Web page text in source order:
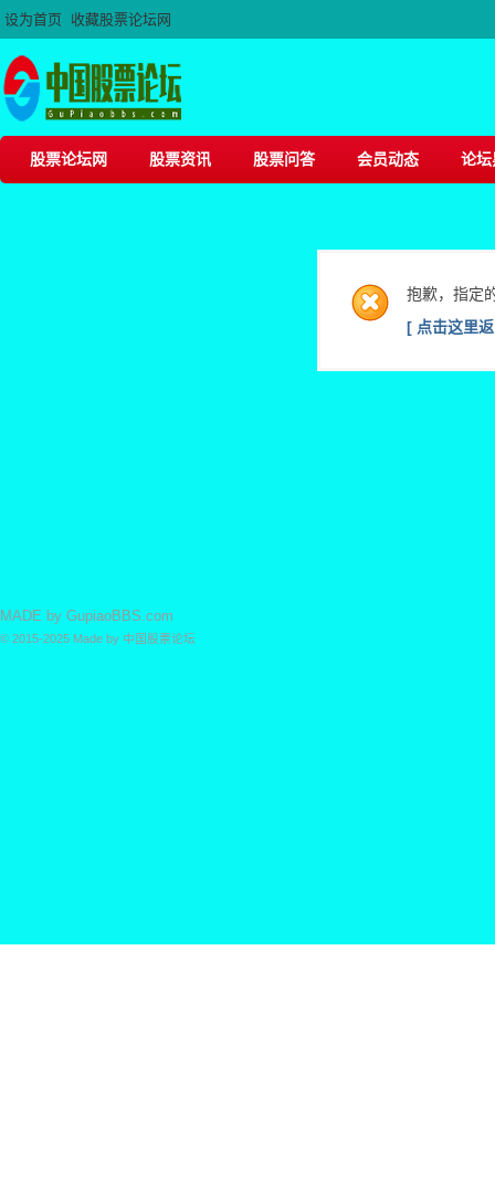
设为首页 收藏股票论坛网
股票论坛网 股票资讯 股票问答 会员动态 论坛
抱歉，指定
[ 点击这里
MADE by GupiaoBBS.com
© 2015-2025 Made by 中国股票论坛